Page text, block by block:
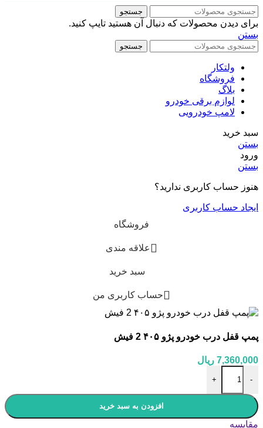
جستجو
برای دیدن محصولات که دنبال آن هستید تایپ کنید.
بستن
جستجو
ولتکار
فروشگاه
بلاگ
لوازم برقی خودرو
لامپ خودرویی
سبد خرید
بستن
ورود
بستن
هنوز حساب کاربری ندارید؟
ایجاد حساب کاربری
فروشگاه
علاقه مندی
سبد خرید
حساب کاربری من
پمپ قفل درب خودرو پژو ۴۰۵ 2 فیش
7,360,000 ریال
-
+
افزودن به سبد خرید
مقایسه